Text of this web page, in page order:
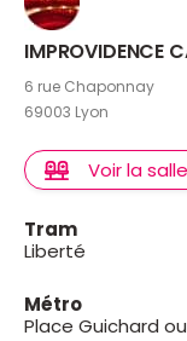
IMPROVIDENCE
6 rue Chaponnay
69003 Lyon
Voir la salle
Tram
Liberté
Métro
Place Guichard